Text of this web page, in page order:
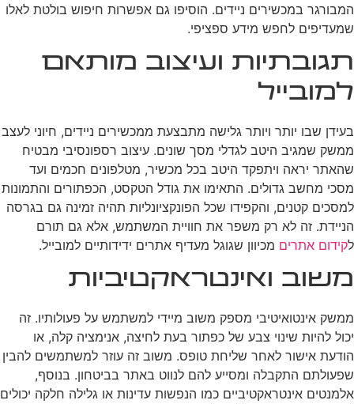
המבורגר במכשירים ניידים. הוסיפו גם אפשרות חיפוש בולטת לאלו
שמעדיפים לחפש מידע ספציפי.
תגובתיות ועיצוב מותאם
למובייל
בעידן שבו יותר ויותר גלישה מתבצעת ממכשירים ניידים, חיוני לעצב
ממשק שמגיב היטב לגדלי מסך שונים. עיצוב רספונסיבי מבטיח
שהאתר יראה ויתפקד היטב בכל מכשיר, מטלפונים חכמים ועד
מסכי מחשב גדולים. התאימו את גודל הטקסט, הכפתורים והתמונות
למסכים קטנים, והקפידו שכל הפונקציונליות תהיה זמינה גם בגרסה
הניידת. זה לא רק משפר את חוויית המשתמש, אלא גם תורם
לקידום אתרים מכיוון שגוגל מעדיף אתרים ידידותיים למובייל.
משוב ואינטראקטיביות
ממשק אינטואיטיבי מספק משוב מיידי למשתמש על פעולותיו. זה
יכול להיות שינוי צבע של כפתור בעת לחיצה, אנימציה קלה, או
הודעת אישור לאחר שליחת טופס. משוב זה עוזר למשתמשים להבין
שפעולתם התקבלה ומסייע להם לנווט באתר בביטחון. בנוסף,
אלמנטים אינטראקטיביים כמו הנפשות עדינות או גלילה חלקה יכולים